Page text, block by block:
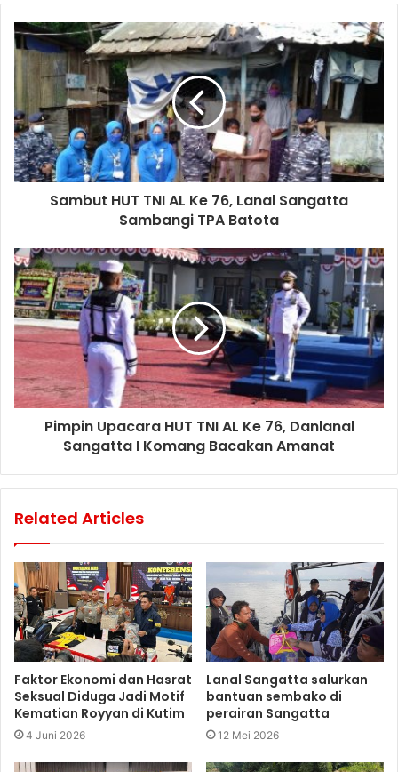
Sambut HUT TNI AL Ke 76, Lanal Sangatta
Sambangi TPA Batota
Pimpin Upacara HUT TNI AL Ke 76, Danlanal
Sangatta I Komang Bacakan Amanat
Related Articles
Faktor Ekonomi dan Hasrat
Seksual Diduga Jadi Motif
Kematian Royyan di Kutim
4 Juni 2026
Lanal Sangatta salurkan
bantuan sembako di
perairan Sangatta
12 Mei 2026